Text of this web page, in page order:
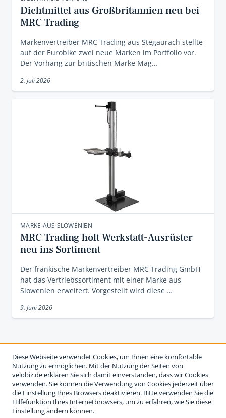
Dichtmittel aus Großbritannien neu bei
MRC Trading
Markenvertreiber MRC Trading aus Stegaurach stellte
auf der Eurobike zwei neue Marken im Portfolio vor.
Der Vorhang zur britischen Marke Mag…
2. Juli 2026
MARKE AUS SLOWENIEN
MRC Trading holt Werkstatt-Ausrüster
neu ins Sortiment
Der fränkische Markenvertreiber MRC Trading GmbH
hat das Vertriebssortiment mit einer Marke aus
Slowenien erweitert. Vorgestellt wird diese …
9. Juni 2026
Diese Webseite verwendet Cookies, um Ihnen eine komfortable
Nutzung zu ermöglichen. Mit der Nutzung der Seiten von
velobiz.de erklären Sie sich damit einverstanden, dass wir Cookies
verwenden. Sie können die Verwendung von Cookies jederzeit über
die Einstellung Ihres Browsers deaktivieren. Bitte verwenden Sie die
Hilfefunktion Ihres Internetbrowsers, um zu erfahren, wie Sie diese
Einstellung ändern können.